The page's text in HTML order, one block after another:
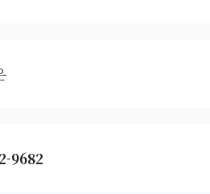
9682